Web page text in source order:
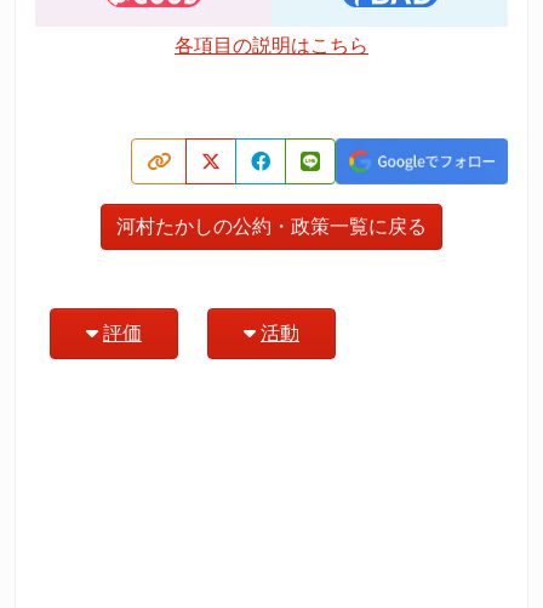
各項目の説明はこちら
河村たかしの公約・政策一覧に戻る
評価 活動